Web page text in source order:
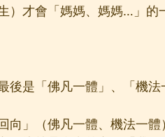
）才會「媽媽、媽媽…」的
後是「佛凡一體」、「機
向」（佛凡一體、機法一